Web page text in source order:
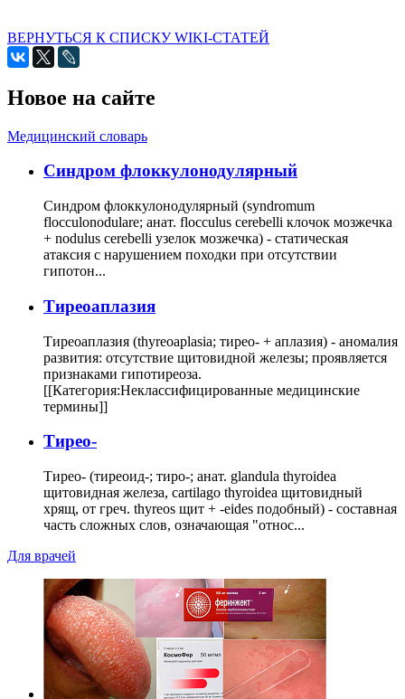
ВЕРНУТЬСЯ К СПИСКУ WIKI-СТАТЕЙ
Новое на сайте
Медицинский словарь
Cиндром флоккулонодулярный
Синдром флоккулонодулярный (syndromum
flocculonodulare; анат. flocculus cerebelli клочок мозжечка
+ nodulus cerebelli узелок мозжечка) - статическая
атаксия с нарушением походки при отсутствии
гипотон...
Тиреоаплазия
Тиреоаплазия (thyreoaplasia; тирео- + аплазия) - аномалия
развития: отсутствие щитовидной железы; проявляется
признаками гипотиреоза.
[[Категория:Неклассифицированные медицинские
термины]]
Тирео-
Тирео- (тиреоид-; тиро-; анат. glandula thyroidea
щитовидная железа, cartilago thyroidea щитовидный
хрящ, от греч. thyreos щит + -eides подобный) - составная
часть сложных слов, означающая "относ...
Для врачей